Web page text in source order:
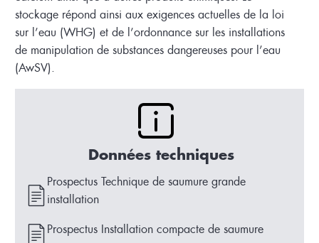
stockage répond ainsi aux exigences actuelles de la loi
sur l’eau (WHG) et de l’ordonnance sur les installations
de manipulation de substances dangereuses pour l’eau
(AwSV).
Données techniques
Prospectus Technique de saumure grande
installation
Prospectus Installation compacte de saumure